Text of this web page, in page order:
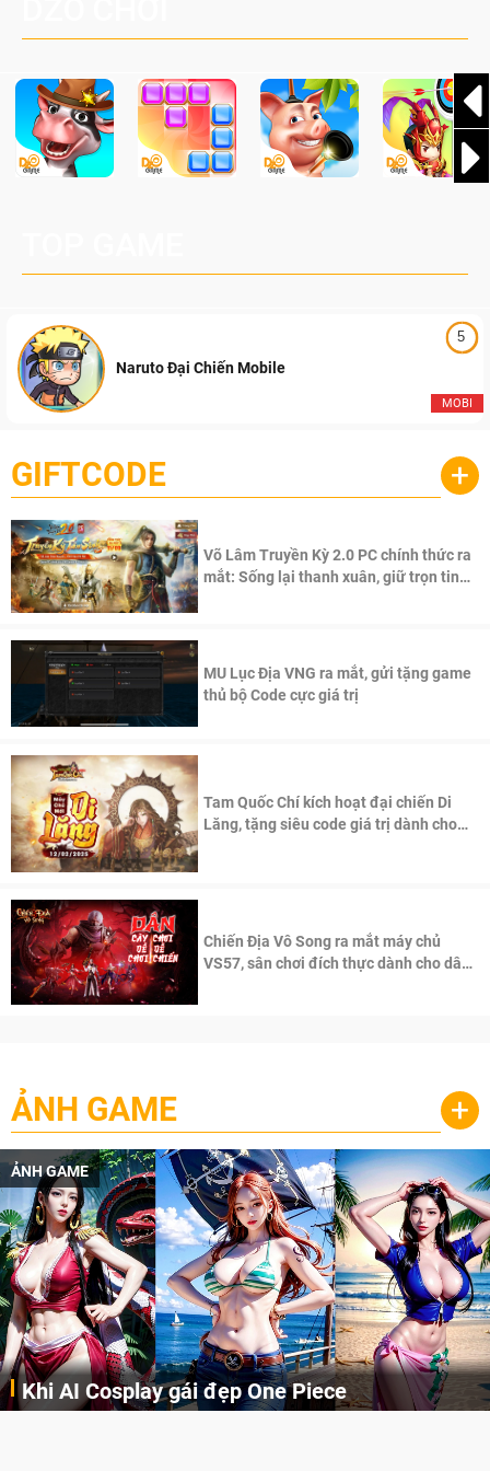
5
MOBI
Naruto Đại Chiến Mobile
GIFTCODE +
Võ Lâm Truyền Kỳ 2.0 PC chính thức ra
mắt: Sống lại thanh xuân, giữ trọn tinh
MU Lục Địa VNG ra mắt, gửi tặng game
thủ bộ Code cực giá trị
Tam Quốc Chí kích hoạt đại chiến Di
Lăng, tặng siêu code giá trị dành cho
Chiến Địa Vô Song ra mắt máy chủ
VS57, sân chơi đích thực dành cho dân
ẢNH GAME +
ẢNH GAME
Khi AI Cosplay gái đẹp One Piece